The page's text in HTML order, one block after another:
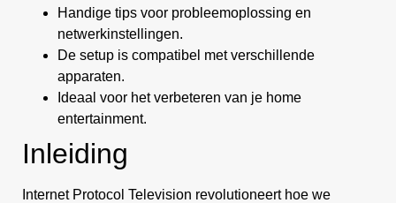
Handige tips voor probleemoplossing en
netwerkinstellingen.
De setup is compatibel met verschillende
apparaten.
Ideaal voor het verbeteren van je home
entertainment.
Inleiding
Internet Protocol Television revolutioneert hoe we